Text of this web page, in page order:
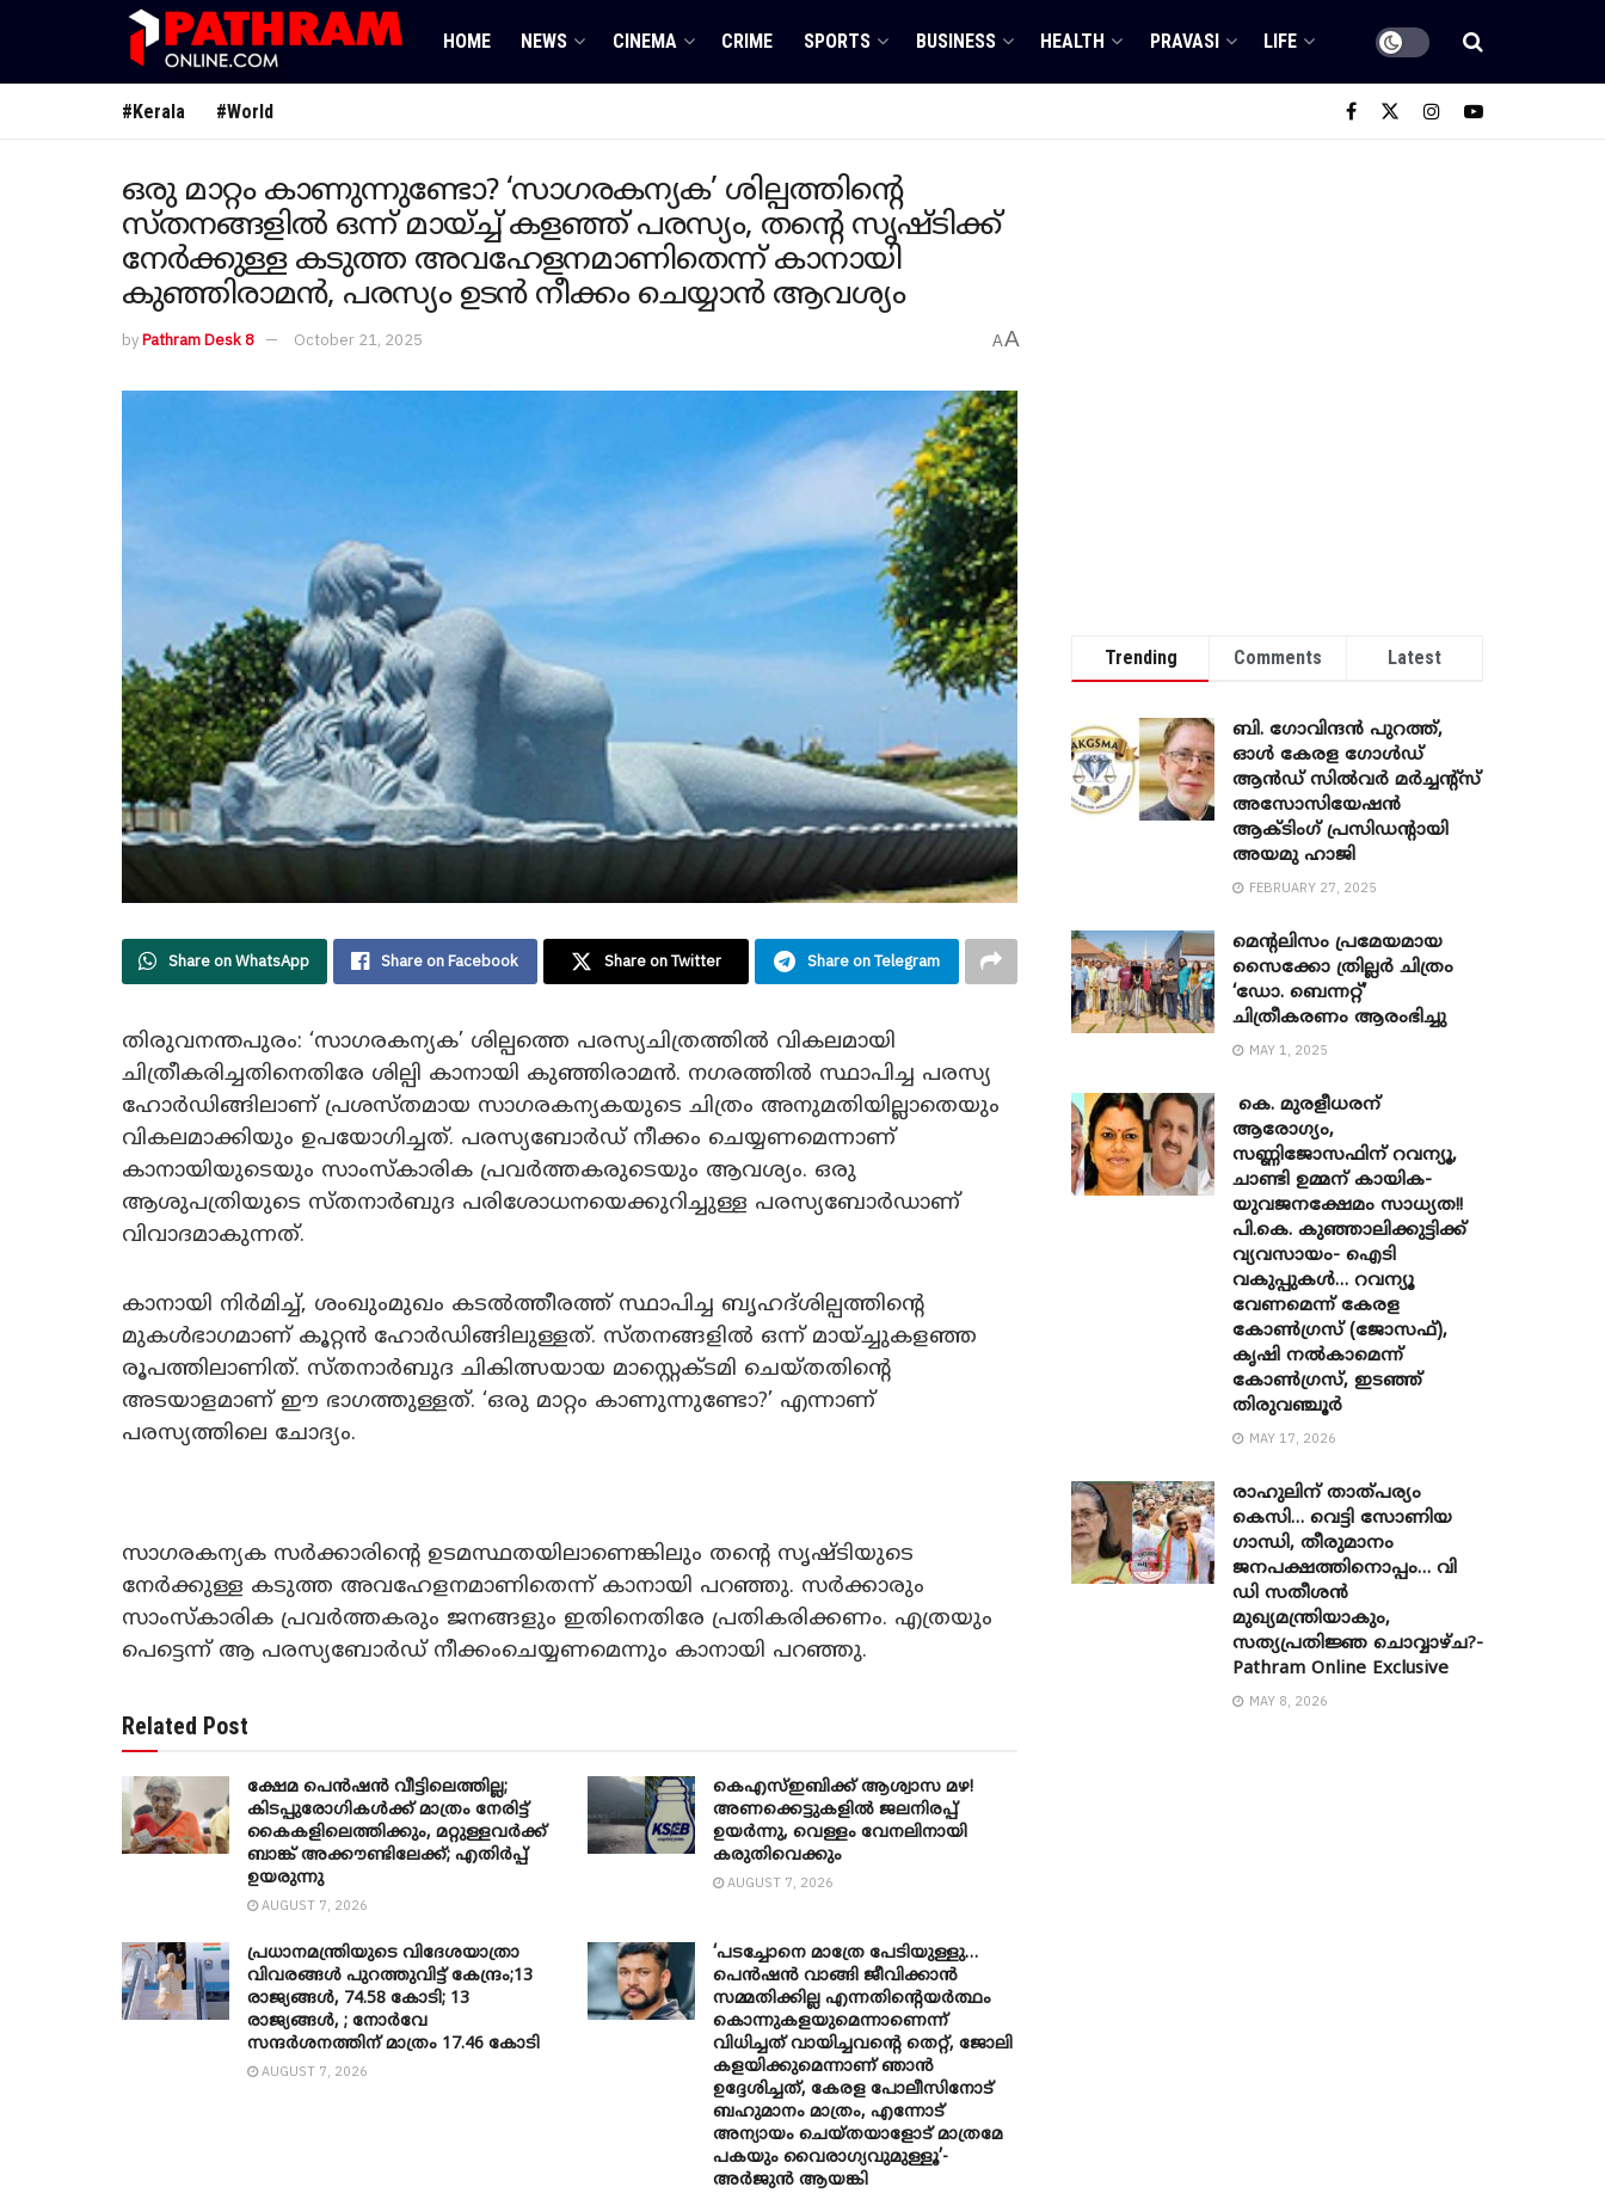
HOME NEWS CINEMA CRIME SPORTS BUSINESS HEALTH PRAVASI LIFE
#Kerala #World
ഒരു മാറ്റം കാണുന്നുണ്ടോ? ‘സാഗരകന്യക’ ശില്പത്തിന്റെ
സ്തനങ്ങളിൽ ഒന്ന് മായ്ച്ച് കളഞ്ഞ് പരസ്യം, തന്റെ സൃഷ്ടിക്ക്
നേർക്കുള്ള കടുത്ത അവഹേളനമാണിതെന്ന് കാനായി
കുഞ്ഞിരാമൻ, പരസ്യം ഉടൻ നീക്കം ചെയ്യാൻ ആവശ്യം
byPathram Desk 8 October 21, 2025 AA
Share on WhatsApp Share on Facebook Share on Twitter Share on Telegram
തിരുവനന്തപുരം: ‘സാഗരകന്യക’ ശില്പത്തെ പരസ്യചിത്രത്തിൽ വികലമായി
ചിത്രീകരിച്ചതിനെതിരേ ശില്പി കാനായി കുഞ്ഞിരാമൻ. നഗരത്തിൽ സ്ഥാപിച്ച പരസ്യ
ഹോർഡിങ്ങിലാണ് പ്രശസ്തമായ സാഗരകന്യകയുടെ ചിത്രം അനുമതിയില്ലാതെയും
വികലമാക്കിയും ഉപയോഗിച്ചത്. പരസ്യബോർഡ് നീക്കം ചെയ്യണമെന്നാണ്
കാനായിയുടെയും സാംസ്‌കാരിക പ്രവർത്തകരുടെയും ആവശ്യം. ഒരു
ആശുപത്രിയുടെ സ്തനാർബുദ പരിശോധനയെക്കുറിച്ചുള്ള പരസ്യബോർഡാണ്
വിവാദമാകുന്നത്.
കാനായി നിർമിച്ച്, ശംഖുംമുഖം കടൽത്തീരത്ത് സ്ഥാപിച്ച ബൃഹദ്ശില്പത്തിന്റെ
മുകൾഭാഗമാണ് കൂറ്റൻ ഹോർഡിങ്ങിലുള്ളത്. സ്തനങ്ങളിൽ ഒന്ന് മായ്ച്ചുകളഞ്ഞ
രൂപത്തിലാണിത്. സ്തനാർബുദ ചികിത്സയായ മാസ്റ്റെക്ടമി ചെയ്തതിന്റെ
അടയാളമാണ് ഈ ഭാഗത്തുള്ളത്. ‘ഒരു മാറ്റം കാണുന്നുണ്ടോ?’ എന്നാണ്
പരസ്യത്തിലെ ചോദ്യം.
സാഗരകന്യക സർക്കാരിന്റെ ഉടമസ്ഥതയിലാണെങ്കിലും തന്റെ സൃഷ്ടിയുടെ
നേർക്കുള്ള കടുത്ത അവഹേളനമാണിതെന്ന് കാനായി പറഞ്ഞു. സർക്കാരും
സാംസ്‌കാരിക പ്രവർത്തകരും ജനങ്ങളും ഇതിനെതിരേ പ്രതികരിക്കണം. എത്രയും
പെട്ടെന്ന് ആ പരസ്യബോർഡ് നീക്കംചെയ്യണമെന്നും കാനായി പറഞ്ഞു.
Related Post
ക്ഷേമ പെൻഷൻ വീട്ടിലെത്തില്ല;
കിടപ്പുരോഗികൾക്ക് മാത്രം നേരിട്ട്
കൈകളിലെത്തിക്കും, മറ്റുള്ളവർക്ക്
ബാങ്ക് അക്കൗണ്ടിലേക്ക്; എതിർപ്പ്
ഉയരുന്നു
AUGUST 7, 2026
കെഎസ്ഇബിക്ക് ആശ്വാസ മഴ!
അണക്കെട്ടുകളിൽ ജലനിരപ്പ്
ഉയർന്നു, വെള്ളം വേനലിനായി
കരുതിവെക്കും
AUGUST 7, 2026
പ്രധാനമന്ത്രിയുടെ വിദേശയാത്രാ
വിവരങ്ങൾ പുറത്തുവിട്ട് കേന്ദ്രം;13
രാജ്യങ്ങൾ, 74.58 കോടി; 13
രാജ്യങ്ങൾ, ; നോർവേ
സന്ദർശനത്തിന് മാത്രം 17.46 കോടി
AUGUST 7, 2026
‘പടച്ചോനെ മാത്രേ പേടിയുള്ളു…
പെൻഷൻ വാങ്ങി ജീവിക്കാൻ
സമ്മതിക്കില്ല എന്നതിന്റെയർത്ഥം
കൊന്നുകളയുമെന്നാണെന്ന്
വിധിച്ചത് വായിച്ചവന്റെ തെറ്റ്, ജോലി
കളയിക്കുമെന്നാണ് ഞാൻ
ഉദ്ദേശിച്ചത്, കേരള പോലീസിനോട്
ബഹുമാനം മാത്രം, എന്നോട്
അന്യായം ചെയ്തയാളോട് മാത്രമേ
പകയും വൈരാഗ്യവുമുള്ളൂ’-
അർജുൻ ആയങ്കി
Trending Comments Latest
ബി. ​ഗോവിന്ദൻ പുറത്ത്,
ഓൾ കേരള ഗോൾഡ്
ആൻഡ് സിൽവർ മർച്ചന്റ്സ്
അസോസിയേഷൻ
ആക്ടിംഗ് പ്രസിഡന്റായി
അയമു ഹാജി
FEBRUARY 27, 2025
മെന്‍റലിസം പ്രമേയമായ
സൈക്കോ ത്രില്ലർ ചിത്രം
‘ഡോ. ബെന്നറ്റ്’
ചിത്രീകരണം ആരംഭിച്ചു
MAY 1, 2025
കെ. മുരളീധരന്
ആരോഗ്യം,
സണ്ണിജോസഫിന് റവന്യൂ,
ചാണ്ടി ഉമ്മന് കായിക-
യുവജനക്ഷേമം സാധ്യത!!
പി.കെ. കുഞ്ഞാലിക്കുട്ടിക്ക്
വ്യവസായം- ഐടി
വകുപ്പുകൾ… റവന്യൂ
വേണമെന്ന് കേരള
കോൺഗ്രസ് (ജോസഫ്),
കൃഷി നൽകാമെന്ന്
കോൺഗ്രസ്, ഇടഞ്ഞ്
തിരുവഞ്ചൂർ
MAY 17, 2026
രാഹുലിന് താത്പര്യം
കെസി… വെട്ടി സോണിയ ​
ഗാന്ധി, തീരുമാനം
ജനപക്ഷത്തിനൊപ്പം… വി
ഡി സതീശൻ
മുഖ്യമന്ത്രിയാകും,
സത്യപ്രതിജ്ഞ ചൊവ്വാഴ്ച?-
Pathram Online Exclusive
MAY 8, 2026